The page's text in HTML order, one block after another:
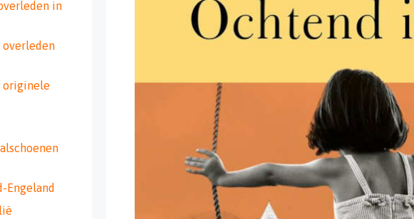
in
overleden
originele
Engeland